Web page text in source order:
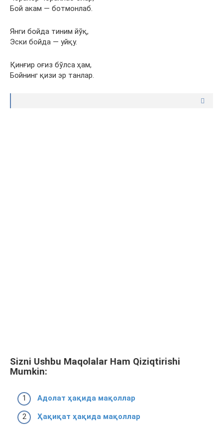
Бой акам — ботмонлаб.
Янги бойда тиним йўқ,
Эски бойда — уйқу.
Қинғир оғиз бўлса ҳам,
Бойнинг қизи эр танлар.
Sizni Ushbu Maqolalar Ham Qiziqtirishi
Mumkin:
Адолат ҳақида мақоллар
Ҳақиқат ҳақида мақоллар